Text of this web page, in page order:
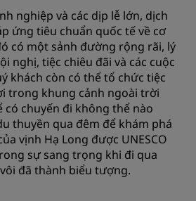
nghiệp và các dịp lễ lớn, dịch
ứng tiêu chuẩn quốc tế về cơ
có một sảnh đường rộng rãi, lý
nghị, tiệc chiêu đãi và các cuộc
khách còn có thể tổ chức tiệc
trong khung cảnh ngoài trời
có chuyến đi không thể nào
thuyền qua đêm để khám phá
vịnh Hạ Long được UNESCO
sự sang trọng khi đi qua
đã thành biểu tượng.